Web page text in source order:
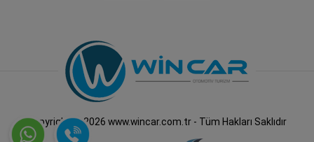
Copyright © 2026 www.wincar.com.tr - Tüm Hakları Saklıdır